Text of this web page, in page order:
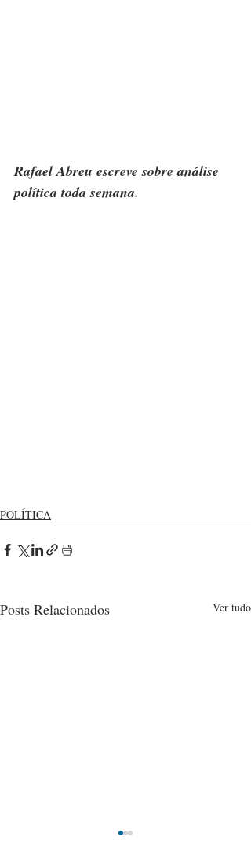
Rafael Abreu escreve sobre análise
política toda semana.
POLÍTICA
Posts Relacionados Ver tudo